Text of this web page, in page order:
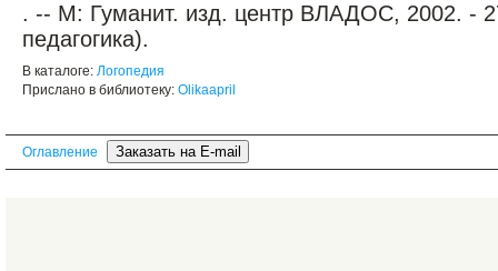
. -- М: Гуманит. изд. центр ВЛАДОС, 2002. -
педагогика).
В каталоге: Логопедия
Прислано в библиотеку: Olikaapril
Оглавление